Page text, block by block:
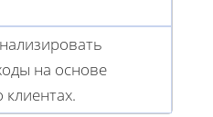
на основе